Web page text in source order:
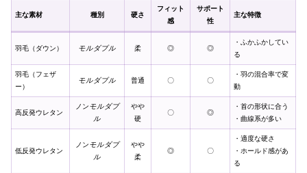
主な素材 種別 硬さ
フィット
感
サポート
性
主な特徴
羽毛（ダウン） モルダブル 柔 ◎ ◎
・ふかふかしてい
る
羽毛（フェザ
ー）
モルダブル 普通 〇 〇
・羽の混合率で変
動
高反発ウレタン
ノンモルダブ
ル
やや
硬
〇 ◎
・首の形状に合う
・曲線系が多い
低反発ウレタン
ノンモルダブ
ル
やや
柔
◎ 〇
・適度な硬さ
・ホールド感があ
る